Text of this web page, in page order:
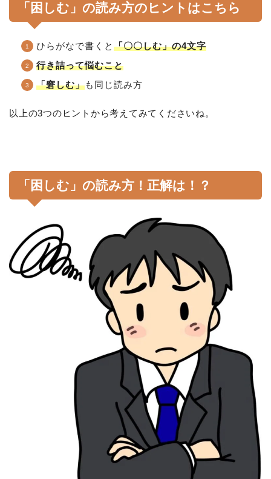
「困しむ」の読み方のヒントはこちら
ひらがなで書くと 「〇〇しむ」の4文字
行き詰って悩むこと
「窘しむ」も同じ読み方
以上の3つのヒントから考えてみてくださいね。
「困しむ」の読み方！正解は！？